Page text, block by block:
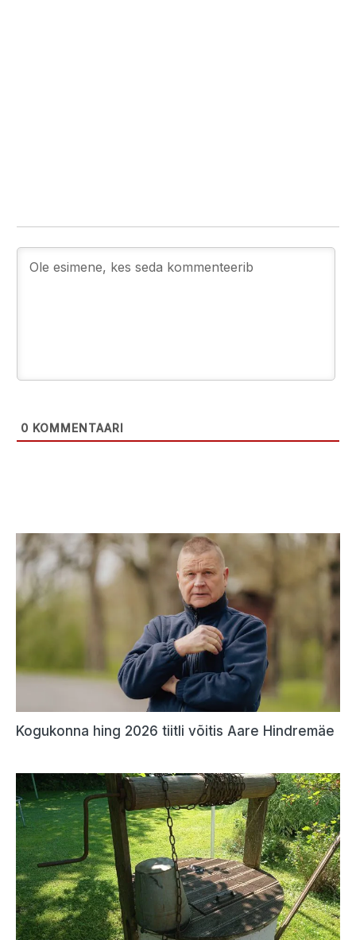
0 KOMMENTAARI
Kogukonna hing 2026 tiitli võitis Aare Hindremäe